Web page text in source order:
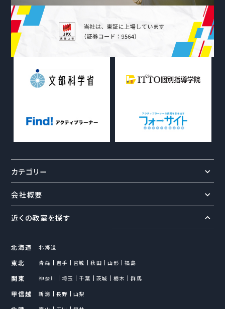
カテゴリー
会社概要
近くの教室を探す
北海道 北海道
東北 青森 岩手 宮城 秋田 山形 福島
関東 神奈川 埼玉 千葉 茨城 栃木 群馬
甲信越 新潟 長野 山梨